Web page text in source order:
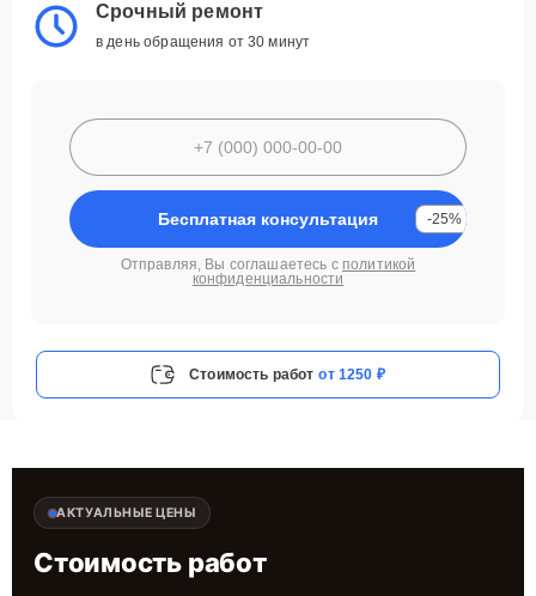
Срочный ремонт
в день обращения от 30 минут
Бесплатная консультация -25%
Отправляя, Вы соглашаетесь с политикой
конфиденциальности
Стоимость работ от 1250 ₽
АКТУАЛЬНЫЕ ЦЕНЫ
Стоимость работ